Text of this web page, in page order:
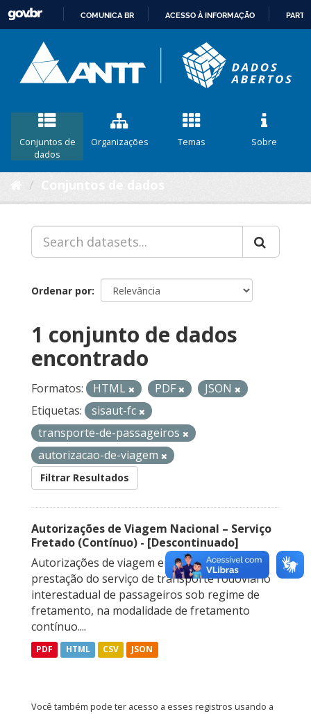
CONTEÚDO
COMUNICA BR ACESSO À INFORMAÇÃO
Conjuntos de
dados
Organizações Temas Sobre
Ordenar por
1 conjunto de dados
encontrado
Formatos: HTML PDF
JSON
Etiquetas:
sisaut-fc
transporte-de-passageiros
autorizacao-de-viagem
Filtrar Resultados
Autorizações de Viagem Nacional – Serviço
Fretado (Contínuo) - [Descontinuado]
Autorizações de viagem emitidas para a
prestação do serviço de transporte rodoviário
interestadual de passageiros sob regime de
fretamento, na modalidade de fretamento
contínuo....
PDF HTML CSV JSON
Você também pode ter acesso a esses registros usando a